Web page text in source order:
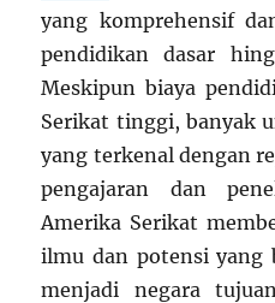
yang komprehensif
pendidikan dasar
Meskipun biaya
Serikat tinggi, banyak
yang terkenal dengan
pengajaran dan
Amerika Serikat
ilmu dan potensi yang
menjadi negara